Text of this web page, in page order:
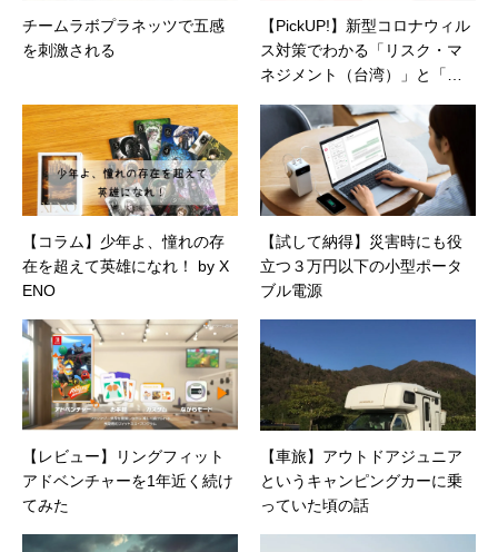
チームラボプラネッツで五感
を刺激される
【PickUP!】新型コロナウィル
ス対策でわかる「リスク・マ
ネジメント（台湾）」と「ク
本）」の違い（小宮信夫氏）
【コラム】少年よ、憧れの存
在を超えて英雄になれ！ by X
ENO
【試して納得】災害時にも役
立つ３万円以下の小型ポータ
ブル電源
【レビュー】リングフィット
アドベンチャーを1年近く続け
てみた
【車旅】アウトドアジュニア
というキャンピングカーに乗
っていた頃の話